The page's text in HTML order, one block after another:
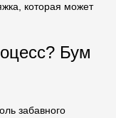
которая может
Бум
забавного